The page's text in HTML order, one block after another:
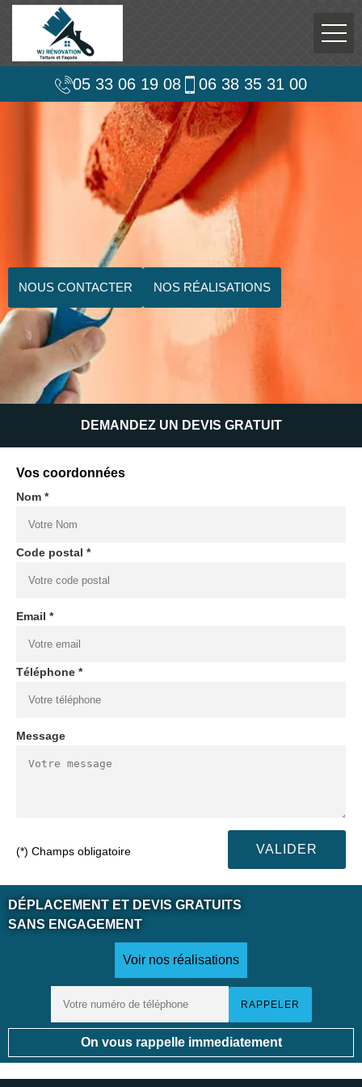
05 33 06 19 08 06 38 35 31 00
NOUS CONTACTER NOS RÉALISATIONS
DEMANDEZ UN DEVIS GRATUIT
Vos coordonnées
Nom *
Code postal *
Email *
Téléphone *
Message
(*) Champs obligatoire
DÉPLACEMENT ET DEVIS GRATUITS
SANS ENGAGEMENT
Voir nos réalisations
On vous rappelle immediatement